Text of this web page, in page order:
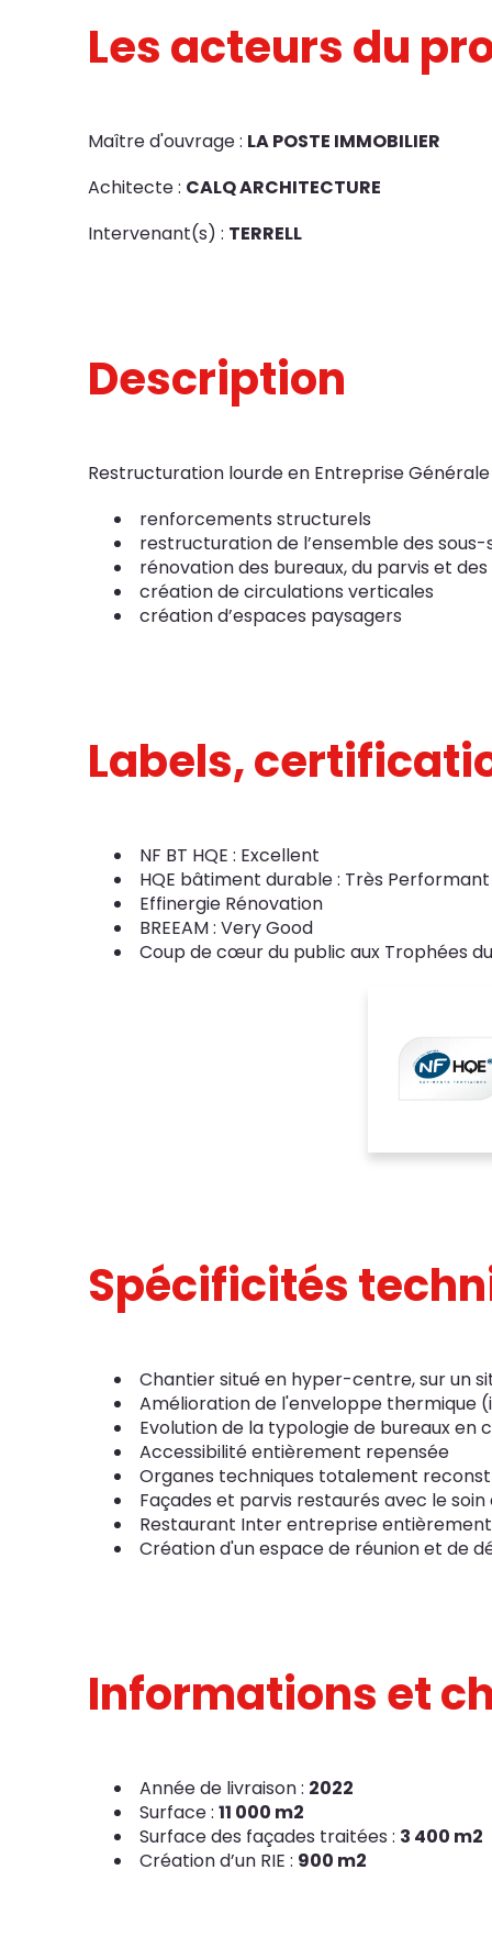
Les acteurs du
Maître d'ouvrage : LA POSTE IMMOBILIER
Achitecte : CALQ ARCHITECTURE
Intervenant(s) : TERRELL
Description
Restructuration lourde en Entreprise
renforcements structurels
restructuration de l’ensemble des sous-
rénovation des bureaux, du parvis et
création de circulations verticales
création d’espaces paysagers
Labels,
NF BT HQE : Excellent
HQE bâtiment durable : Très Performant
Effinergie Rénovation
BREEAM : Very Good
Coup de cœur du public aux Trophées
Spécificités
Chantier situé en hyper-centre, sur un
Amélioration de l'enveloppe thermique
Evolution de la typologie de bureaux en
Accessibilité entièrement repensée
Organes techniques totalement
Façades et parvis restaurés avec le
Restaurant Inter entreprise
Création d'un espace de réunion et de
Informations et
Année de livraison : 2022
Surface : 11 000 m2
Surface des façades traitées : 3 400 m2
Création d’un RIE : 900 m2